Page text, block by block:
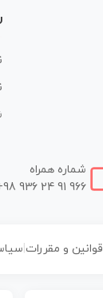
شماره همراه
936 24 91 966
قوانین و مقررات